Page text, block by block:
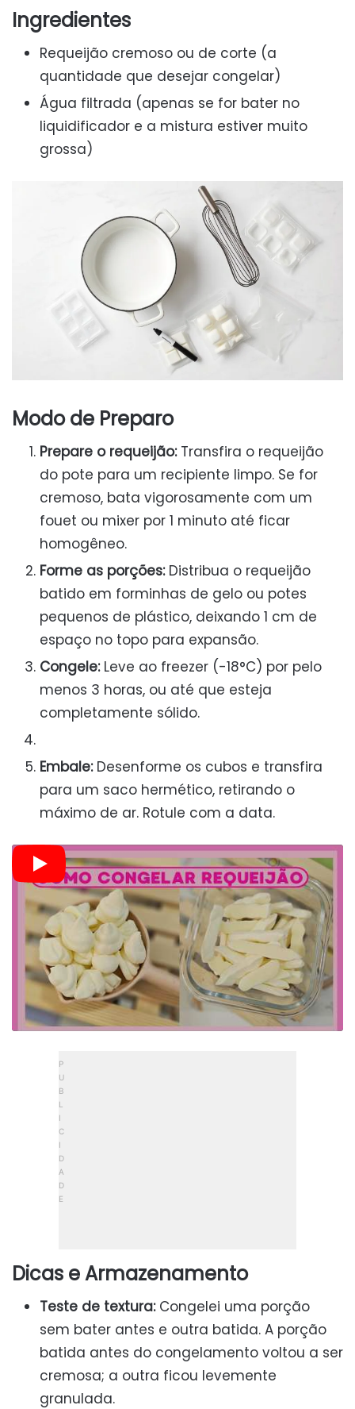
Ingredientes
Requeijão cremoso ou de corte (a
quantidade que desejar congelar)
Água filtrada (apenas se for bater no
liquidificador e a mistura estiver muito
grossa)
Modo de Preparo
Prepare o requeijão:Transfira o requeijão
do pote para um recipiente limpo. Se for
cremoso, bata vigorosamente com um
fouet ou mixer por 1 minuto até ficar
homogêneo.
Forme as porções:Distribua o requeijão
batido em forminhas de gelo ou potes
pequenos de plástico, deixando 1 cm de
espaço no topo para expansão.
Congele:Leve ao freezer (-18°C) por pelo
menos 3 horas, ou até que esteja
completamente sólido.
Embale:Desenforme os cubos e transfira
para um saco hermético, retirando o
máximo de ar. Rotule com a data.
Dicas e Armazenamento
Teste de textura:Congelei uma porção
sem bater antes e outra batida. A porção
batida antes do congelamento voltou a ser
cremosa; a outra ficou levemente
granulada.